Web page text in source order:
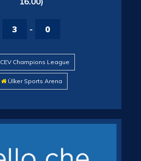
3 - 0
CEV Champions League
Ülker Sports Arena